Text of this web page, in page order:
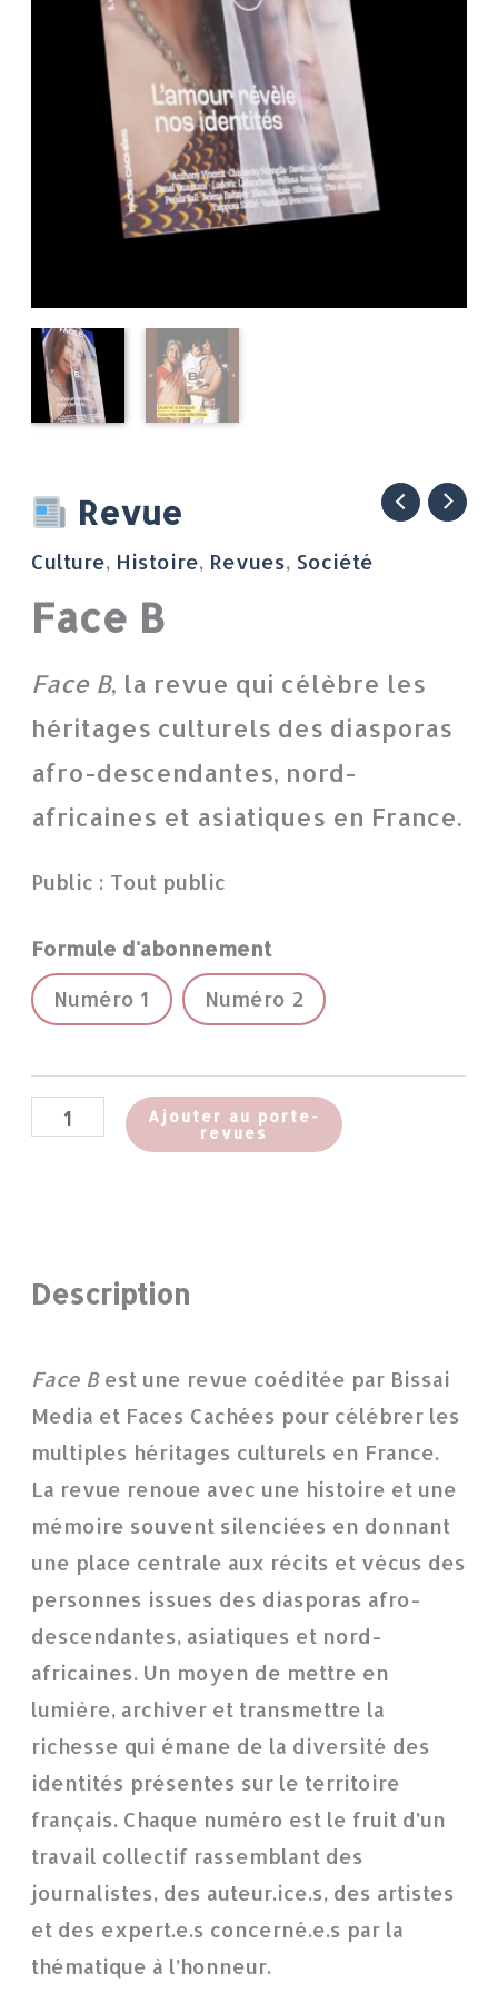
Revue
Culture, Histoire, Revues, Société
Face B
Face B, la revue qui célèbre les
héritages culturels des diasporas
afro-descendantes, nord-
africaines et asiatiques en France.
Public : Tout public
Formule d'abonnement
Numéro 1
Numéro 2
quantité
de
Face
B
Ajouter au porte-
revues
Description
Face Best une revue coéditée par Bissai
Media et Faces Cachées pour célébrer les
multiples héritages culturels en France.
La revue renoue avec une histoire et une
mémoire souvent silenciées en donnant
une place centrale aux récits et vécus des
personnes issues des diasporas afro-
descendantes, asiatiques et nord-
africaines. Un moyen de mettre en
lumière, archiver et transmettre la
richesse qui émane de la diversité des
identités présentes sur le territoire
français. Chaque numéro est le fruit d’un
travail collectif rassemblant des
journalistes, des auteur.ice.s, des artistes
et des expert.e.s concerné.e.s par la
thématique à l’honneur.